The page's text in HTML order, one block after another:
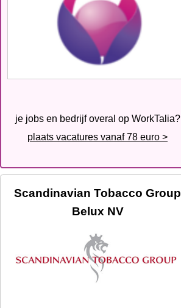
je jobs en bedrijf overal op WorkTalia?
plaats vacatures vanaf 78 euro >
Scandinavian Tobacco Group
Belux NV